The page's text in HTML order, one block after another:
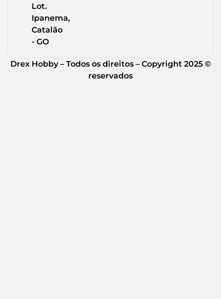
Lot.
Ipanema,
Catalão
- GO
Drex Hobby – Todos os direitos – Copyright 2025 ©
reservados